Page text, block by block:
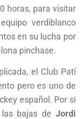
horas, para visitar
verdiblanco
en su lucha por
pinchase.
el Club Patí
pero es uno de
español. Por si
bajas de Jordi